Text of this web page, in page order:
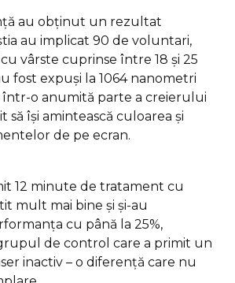
au obținut un rezultat
au implicat 90 de voluntari,
vârste cuprinse între 18 și 25
fost expuși la 1064 nanometri
într-o anumită parte a creierului
să își amintească culoarea și
de pe ecran.
12 minute de tratament cu
mult mai bine și și-au
cu până la 25%,
de control care a primit un
inactiv – o diferență care nu